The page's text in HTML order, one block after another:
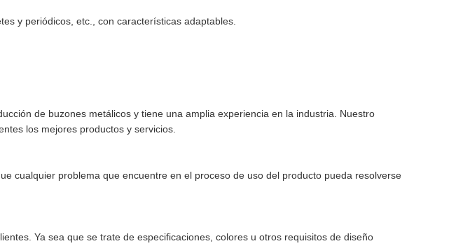
y periódicos, etc., con características adaptables.
de buzones metálicos y tiene una amplia experiencia en la industria. Nuestro
los mejores productos y servicios.
cualquier problema que encuentre en el proceso de uso del producto pueda resolverse
Ya sea que se trate de especificaciones, colores u otros requisitos de diseño